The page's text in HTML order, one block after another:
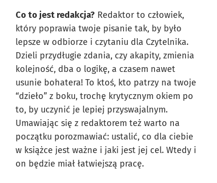
Co to jest redakcja? Redaktor to człowiek,
który poprawia twoje pisanie tak, by było
lepsze w odbiorze i czytaniu dla Czytelnika.
Dzieli przydługie zdania, czy akapity, zmienia
kolejność, dba o logikę, a czasem nawet
usunie bohatera! To ktoś, kto patrzy na twoje
“dzieło” z boku, trochę krytycznym okiem po
to, by uczynić je lepiej przyswajalnym.
Umawiając się z redaktorem też warto na
początku porozmawiać: ustalić, co dla ciebie
w książce jest ważne i jaki jest jej cel. Wtedy i
on będzie miał łatwiejszą pracę.